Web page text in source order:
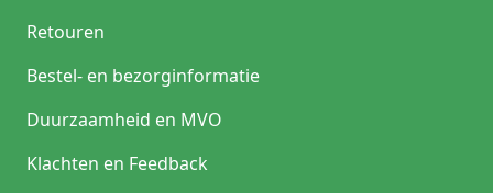
Retouren
Bestel- en bezorginformatie
Duurzaamheid en MVO
Klachten en Feedback